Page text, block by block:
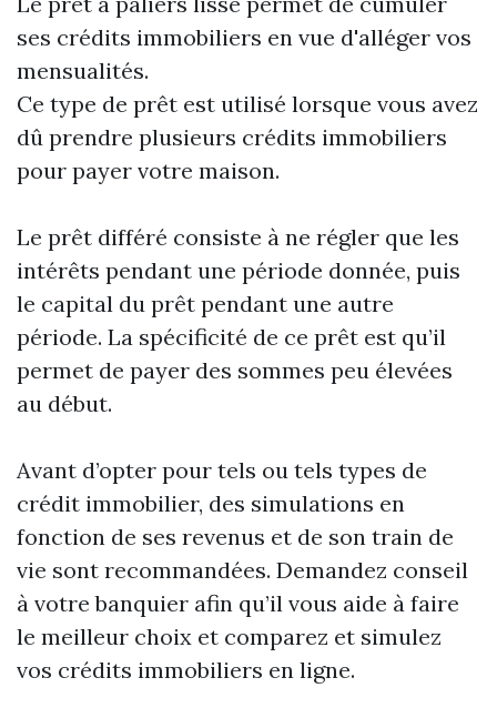
ses crédits immobiliers en vue d'alléger vos
mensualités.
Ce type de prêt est utilisé lorsque vous avez
dû prendre plusieurs crédits immobiliers
pour payer votre maison.
Le prêt différé consiste à ne régler que les
intérêts pendant une période donnée, puis
le capital du prêt pendant une autre
période. La spécificité de ce prêt est qu’il
permet de payer des sommes peu élevées
au début.
Avant d’opter pour tels ou tels types de
crédit immobilier, des simulations en
fonction de ses revenus et de son train de
vie sont recommandées. Demandez conseil
à votre banquier afin qu’il vous aide à faire
le meilleur choix et comparez et simulez
vos crédits immobiliers en ligne.